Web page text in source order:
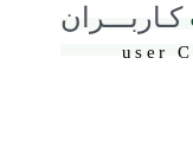
کـاربـــران
user